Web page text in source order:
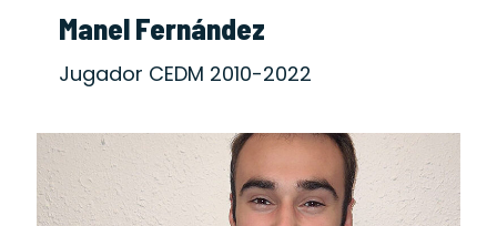
Manel Fernández
Jugador CEDM 2010-2022